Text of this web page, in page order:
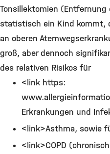
Tonsillektomien (Entfernung
statistisch ein Kind kommt,
an oberen
groß, aber dennoch
des relativen Risikos für
<link https:
Erkrankungen und
<link>Asthma, sowie
<link>COPD